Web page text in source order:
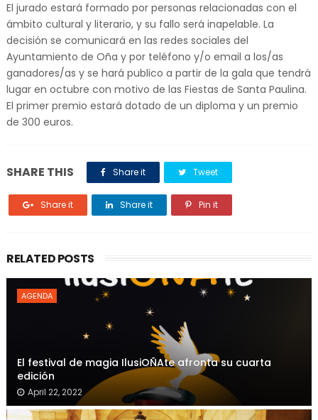
El jurado estará formado por personas relacionadas con el
ámbito cultural y literario, y su fallo será inapelable. La
decisión se comunicará en las redes sociales del
Ayuntamiento de Oña y por teléfono y/o email a los/as
ganadores/as y se hará publico a partir de la gala que tendrá
lugar en octubre con motivo de las Fiestas de Santa Paulina.
El primer premio estará dotado de un diploma y un premio
de 300 euros.
SHARE THIS Share it Tweet
Share it Share it Pin it
RELATED POSTS
AGENDA
El festival de magia IlusiOÑAte afronta su cuarta
edición
April 22, 2022